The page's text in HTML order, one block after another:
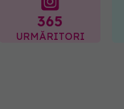
365
URMĂRITORI